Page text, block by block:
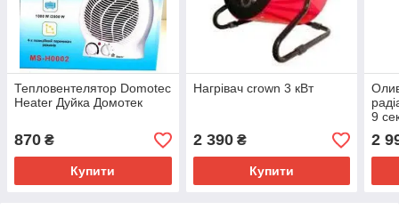
Тепловентелятор Domotec
Heater Дуйка Домотек
870 ₴
Купити
Нагрівач crown 3 кВт
2 390₴
Купити
9
2